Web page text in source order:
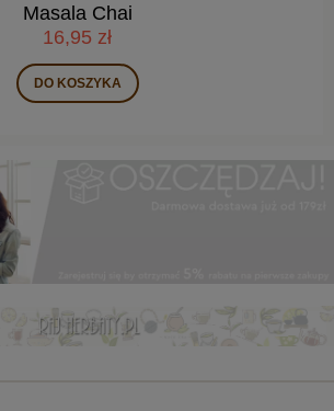
Płatki róży w syropie 310g
38,90 zł
DO KOSZYKA